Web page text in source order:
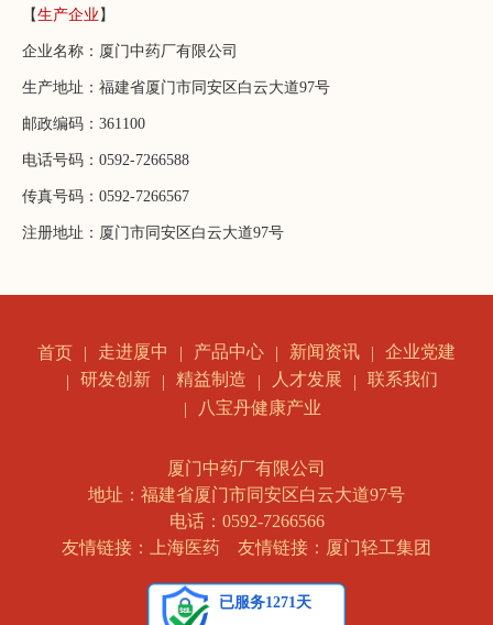
【生产企业 】
企业名称：厦门中药厂有限公司
生产地址：福建省厦门市同安区白云大道97号
邮政编码：361100
电话号码：0592-7266588
传真号码：0592-7266567
注册地址：厦门市同安区白云大道97号
首页 走进厦中 产品中心 新闻资讯
企业党建
研发创新
精益制造 人才发展
联系我们
八宝丹健康产业
厦门中药厂有限公司
地址：福建省厦门市同安区白云大道97号
电话：0592-7266566
友情链接：上海医药
友情链接：厦门轻工集团